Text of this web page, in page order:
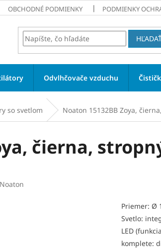
OBCHODNÉ PODMIENKY PODMIENKY
Odvlhčovače vzduchu
so svetlom Noaton 15132BB Zoya,
čierna,
Noaton
Priemer: Ø
Svetlo:
LED
komplete: